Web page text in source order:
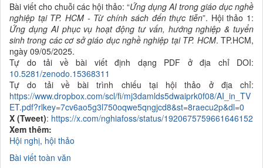
Bài viết cho chuỗi các hội thảo: “Ứng dụng AI trong giáo dục nghề
nghiệp tại TP. HCM - Từ chính sách đến thực tiễn”. Hội thảo 1:
Ứng dụng AI phục vụ hoạt động tư vấn, hướng nghiệp & tuyển
sinh trong các cơ sở giáo dục nghề nghiệp tại TP. HCM. TP.HCM,
ngày 09/05/2025.
Tự do tải về bài viết định dạng PDF ở địa chỉ DOI:
10.5281/zenodo.15368311
Tự do tải về bài trình chiếu tại hội thảo ở địa chỉ:
https://www.dropbox.com/scl/fi/mj3damlds5dwaiprk0f08/AI_in_TV
ET.pdf?rlkey=7cv6ao5g3l750oqwe5qngjcd8&st=8raecu2p&dl=0
X (Tweet): https://x.com/nghiafoss/status/1920675759661646152
Xem thêm:
Hội nghị, hội thảo
Bài viết toàn văn